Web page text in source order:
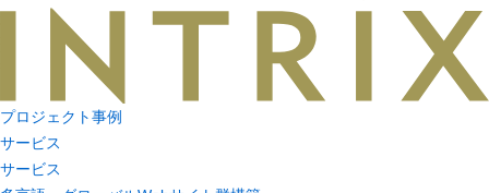
プロジェクト事例
サービス
サービス